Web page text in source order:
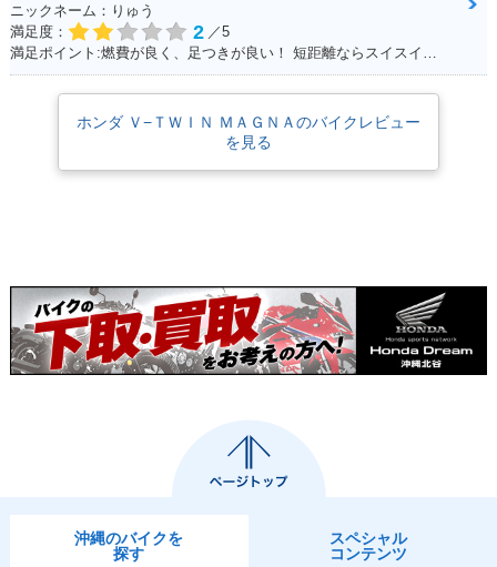
ニックネーム：りゅう
満足度：
2 ／5
ホンダ Ｖ−ＴＷＩＮ ＭＡＧＮＡのバイクレビュー
を見る
沖縄のバイクを
探す
スペシャル
コンテンツ